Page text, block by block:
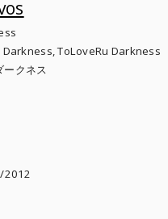
ToLoveRu Darkness
ークネス
2012